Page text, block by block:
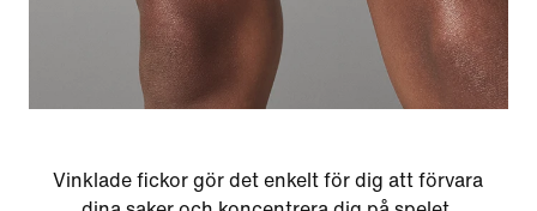
Vinklade fickor gör det enkelt för dig att förvara